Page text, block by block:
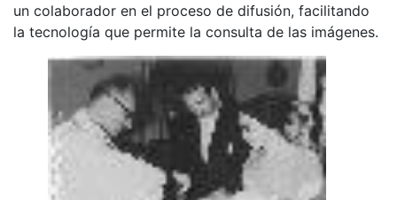
un colaborador en el proceso de difusión, facilitando
la tecnología que permite la consulta de las imágenes.